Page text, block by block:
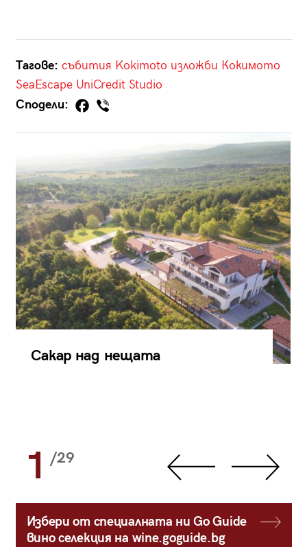
Тагове: събития Kokimoto изложби Кокимото
SeaEscape UniCredit Studio
Сподели:
Сакар над нещата
1 /29
Избери от специалната ни Go Guide
вино селекция на wine.goguide.bg